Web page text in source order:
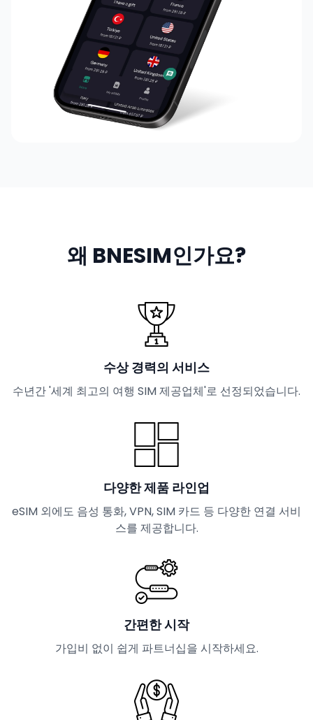
왜 BNESIM인가요?
수상 경력의 서비스
수년간 '세계 최고의 여행 SIM 제공업체'로 선정되었습니다.
다양한 제품 라인업
eSIM 외에도 음성 통화, VPN, SIM 카드 등 다양한 연결 서비
스를 제공합니다.
간편한 시작
가입비 없이 쉽게 파트너십을 시작하세요.